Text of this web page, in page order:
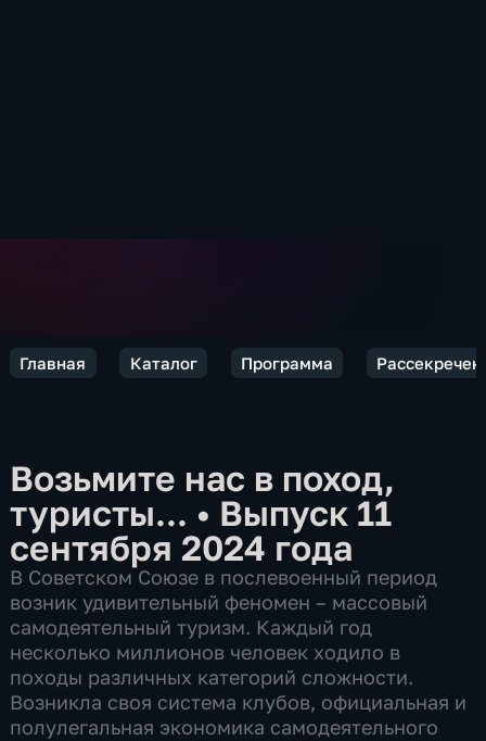
Главная Каталог Программа
Возьмите нас в поход,
туристы... • Выпуск 11
сентября 2024 года
В Советском Союзе в послевоенный период
возник удивительный феномен – массовый
самодеятельный туризм. Каждый год
несколько миллионов человек ходило в
походы различных категорий сложности.
Возникла своя система клубов, официальная и
полулегальная экономика самодеятельного